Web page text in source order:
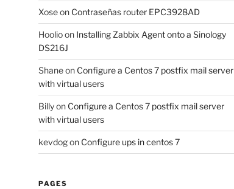
Xoseon Contraseñas router EPC3928AD
Hoolioon Installing Zabbix Agent onto a Sinology
DS216J
Shaneon Configure a Centos 7 postfix mail server
with virtual users
Billyon Configure a Centos 7 postfix mail server
with virtual users
kevdogon Configure ups in centos 7
PAGES